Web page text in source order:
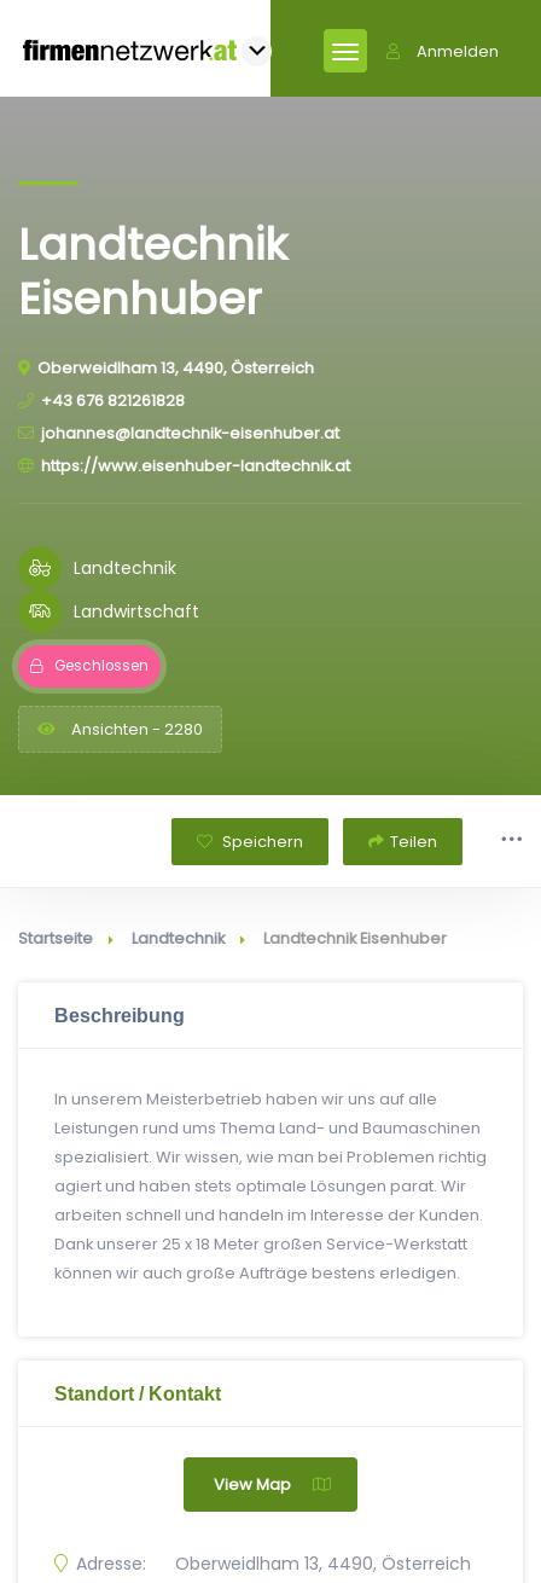
Anmelden
Landtechnik
Eisenhuber
Oberweidlham 13, 4490, Österreich
+43 676 821261828
johannes@landtechnik-eisenhuber.at
https://www.eisenhuber-landtechnik.at
Landtechnik
Landwirtschaft
Geschlossen
Ansichten - 2280
Speichern Teilen
Startseite Landtechnik Landtechnik Eisenhuber
Beschreibung
In unserem Meisterbetrieb haben wir uns auf alle
Leistungen rund ums Thema Land- und Baumaschinen
spezialisiert. Wir wissen, wie man bei Problemen richtig
agiert und haben stets optimale Lösungen parat. Wir
arbeiten schnell und handeln im Interesse der Kunden.
Dank unserer 25 x 18 Meter großen Service-Werkstatt
können wir auch große Aufträge bestens erledigen.
Standort / Kontakt
View Map
Adresse: Oberweidlham 13, 4490, Österreich